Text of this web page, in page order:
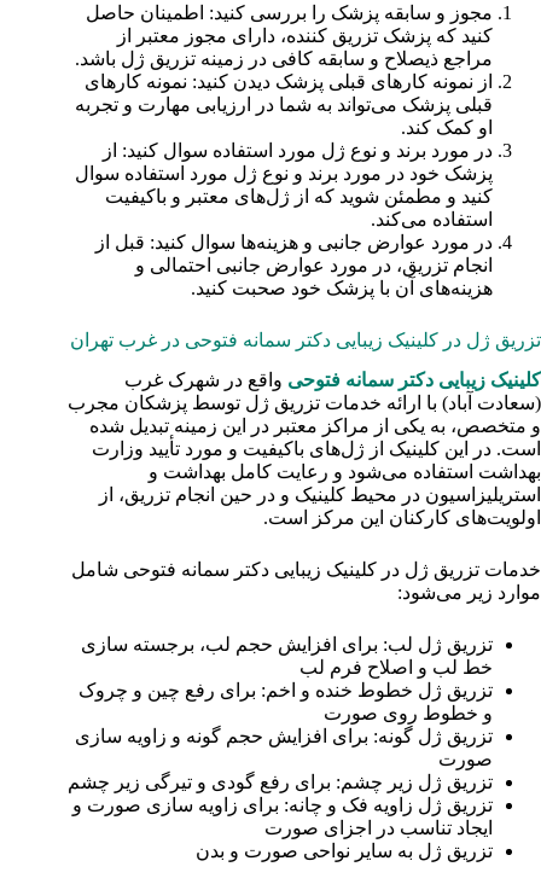
مجوز و سابقه پزشک را بررسی کنید: اطمینان حاصل
کنید که پزشک تزریق کننده، دارای مجوز معتبر از
مراجع ذیصلاح و سابقه کافی در زمینه تزریق ژل باشد.
از نمونه کارهای قبلی پزشک دیدن کنید: نمونه کارهای
قبلی پزشک می‌تواند به شما در ارزیابی مهارت و تجربه
او کمک کند.
در مورد برند و نوع ژل مورد استفاده سوال کنید: از
پزشک خود در مورد برند و نوع ژل مورد استفاده سوال
کنید و مطمئن شوید که از ژل‌های معتبر و باکیفیت
استفاده می‌کند.
در مورد عوارض جانبی و هزینه‌ها سوال کنید: قبل از
انجام تزریق، در مورد عوارض جانبی احتمالی و
هزینه‌های آن با پزشک خود صحبت کنید.
تزریق ژل در کلینیک زیبایی دکتر سمانه فتوحی در غرب تهران
کلینیک زیبایی دکتر سمانه فتوحی واقع در شهرک غرب
(سعادت آباد) با ارائه خدمات تزریق ژل توسط پزشکان مجرب
و متخصص، به یکی از مراکز معتبر در این زمینه تبدیل شده
است. در این کلینیک از ژل‌های باکیفیت و مورد تأیید وزارت
بهداشت استفاده می‌شود و رعایت کامل بهداشت و
استریلیزاسیون در محیط کلینیک و در حین انجام تزریق، از
اولویت‌های کارکنان این مرکز است.
خدمات تزریق ژل در کلینیک زیبایی دکتر سمانه فتوحی شامل
موارد زیر می‌شود:
تزریق ژل لب: برای افزایش حجم لب، برجسته سازی
خط لب و اصلاح فرم لب
تزریق ژل خطوط خنده و اخم: برای رفع چین و چروک
و خطوط روی صورت
تزریق ژل گونه: برای افزایش حجم گونه و زاویه سازی
صورت
تزریق ژل زیر چشم: برای رفع گودی و تیرگی زیر چشم
تزریق ژل زاویه فک و چانه: برای زاویه سازی صورت و
ایجاد تناسب در اجزای صورت
تزریق ژل به سایر نواحی صورت و بدن